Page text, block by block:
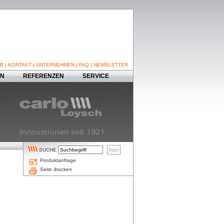
| KONTAKT | UNTERNEHMEN | FAQ | NEWSLETTER
REFERENZEN
SERVICE
SUCHE
Produktanfrage
Seite drucken